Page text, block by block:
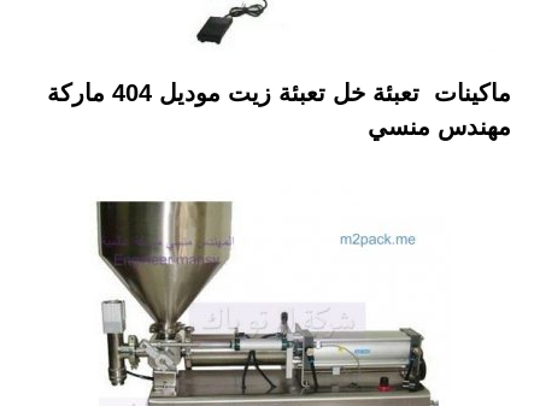
ماكينات تعبئة خل تعبئة زيت موديل
ماركة
مهندس منسي